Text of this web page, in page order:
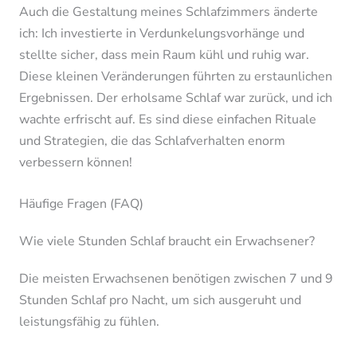
Auch die Gestaltung meines Schlafzimmers änderte
ich: Ich investierte in Verdunkelungsvorhänge und
stellte sicher, dass mein Raum kühl und ruhig war.
Diese kleinen Veränderungen führten zu erstaunlichen
Ergebnissen. Der erholsame Schlaf war zurück, und ich
wachte erfrischt auf. Es sind diese einfachen Rituale
und Strategien, die das Schlafverhalten enorm
verbessern können!
Häufige Fragen (FAQ)
Wie viele Stunden Schlaf braucht ein Erwachsener?
Die meisten Erwachsenen benötigen zwischen 7 und 9
Stunden Schlaf pro Nacht, um sich ausgeruht und
leistungsfähig zu fühlen.